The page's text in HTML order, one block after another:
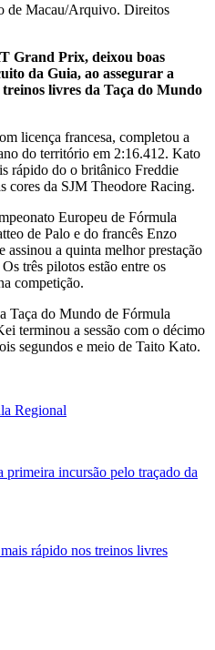
de Macau/Arquivo. Direitos
Grand Prix, deixou boas
da Guia, ao assegurar a
treinos livres da Taça do Mundo
licença francesa, completou a
do território em 2:16.412. Kato
rápido do o britânico Freddie
cores da SJM Theodore Racing.
Europeu de Fórmula
de Palo e do francês Enzo
a quinta melhor prestação
três pilotos estão entre os
competição.
Taça do Mundo de Fórmula
terminou a sessão com o décimo
segundos e meio de Taito Kato.
Regional
incursão pelo traçado da
rápido nos treinos livres